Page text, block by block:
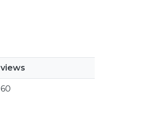
views
60